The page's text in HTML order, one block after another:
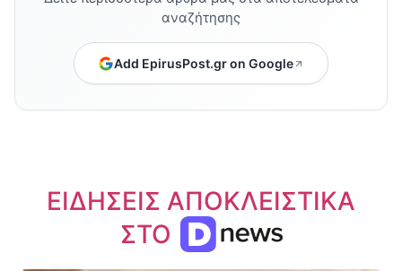
αναζήτησης
Add EpirusPost.gr on Google
ΕΙΔΗΣΕΙΣ ΑΠΟΚΛΕΙΣΤΙΚΑ
ΣΤΟ